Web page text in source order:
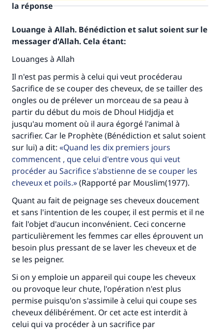
la réponse
Louange à Allah. Bénédiction et salut soient sur le
messager d'Allah. Cela étant:
Louanges à Allah
Il n'est pas permis à celui qui veut procéderau
Sacrifice de se couper des cheveux, de se tailler des
ongles ou de prélever un morceau de sa peau à
partir du début du mois de Dhoul Hidjdja et
jusqu'au moment où il aura égorgé l'animal à
sacrifier. Car le Prophète (Bénédiction et salut soient
sur lui) a dit:
Quand les dix premiers jours
commencent , que celui d'entre vous qui veut
procéder au Sacrifice s'abstienne de se couper les
cheveux et poils. (Rapporté par Mouslim(1977).
Quant au fait de peignage ses cheveux doucement
et sans l'intention de les couper, il est permis et il ne
fait l'objet d'aucun inconvénient. Ceci concerne
particulièrement les femmes car elles éprouvent un
besoin plus pressant de se laver les cheveux et de
se les peigner.
Si on y emploie un appareil qui coupe les cheveux
ou provoque leur chute, l'opération n'est plus
permise puisqu'on s'assimile à celui qui coupe ses
cheveux délibérément. Or cet acte est interdit à
celui qui va procéder à un sacrifice par